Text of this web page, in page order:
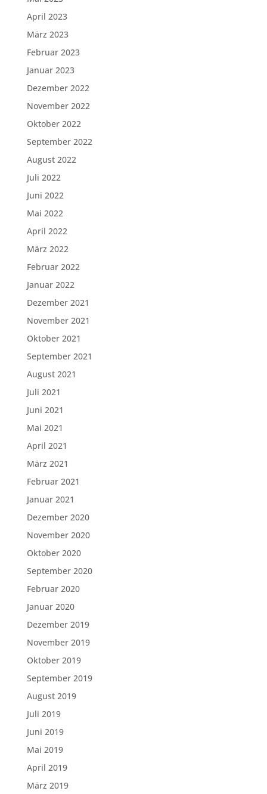
April 2023
März 2023
Februar 2023
Januar 2023
Dezember 2022
November 2022
Oktober 2022
September 2022
August 2022
Juli 2022
Juni 2022
Mai 2022
April 2022
März 2022
Februar 2022
Januar 2022
Dezember 2021
November 2021
Oktober 2021
September 2021
August 2021
Juli 2021
Juni 2021
Mai 2021
April 2021
März 2021
Februar 2021
Januar 2021
Dezember 2020
November 2020
Oktober 2020
September 2020
Februar 2020
Januar 2020
Dezember 2019
November 2019
Oktober 2019
September 2019
August 2019
Juli 2019
Juni 2019
Mai 2019
April 2019
März 2019